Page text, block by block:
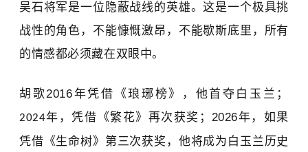
吴石将军是一位隐蔽战线的英雄。这是一个极具挑
战性的角色 ， 不能慷慨激昂，不能歇斯底里，所有
的情感都必须藏在双眼中。
胡歌2016年凭借《琅琊榜》，他首夺白玉兰；
2024年 ，凭借《繁花》再次获奖； 2026年，如果
凭借《生命树》第三次获奖，他将成为白玉兰历史